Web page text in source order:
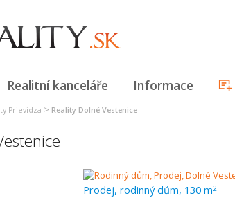
Realitní kanceláře Informace
Prievidza > Reality Dolné Vestenice
Prodej, rodinný dům, 130 m2